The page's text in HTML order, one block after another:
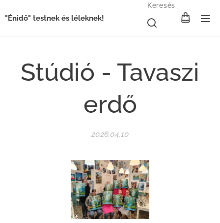
"Énidő" testnek és léleknek!
Keresés
Stúdió - Tavaszi
erdő
2026.04.10